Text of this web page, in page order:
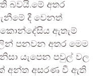
බවයි.මේ අතර
දී වෙනත්
කොන්දේසිය ඇතැම්
පනවන අතර මෙම
යැපෙන පවුල් වල
අන්ත අසරණ වී ඇති